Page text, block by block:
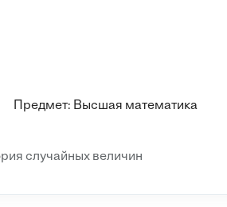
Предмет: Высшая математика
случайных величин